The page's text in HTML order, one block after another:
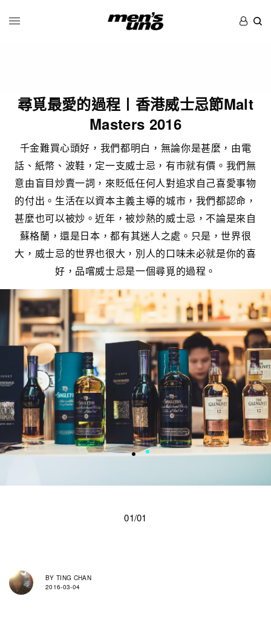
尋覓最愛的過程〡香港威士忌節Malt
Masters 2016
千金難買心頭好，我們都明白，無論你是甚麼，由電
話、紙幣、波鞋，定一支威士忌，有市就有價。我們無
意由盲目炒賣一詞，來貶低任何人對追求自己喜愛事物
的付出。生活在以資本主義主導的城市，我們都認命，
甚麼也可以被炒。近年，被炒熱的威士忌，不論是來自
蘇格蘭，還是日本，都有其迷人之處。只是，世界很
大，威士忌的世界也很大，別人的口味未必就是你的喜
好，品嚐威士忌是一個尋覓的過程。
01/01
BY TING CHAN
2016-03-04